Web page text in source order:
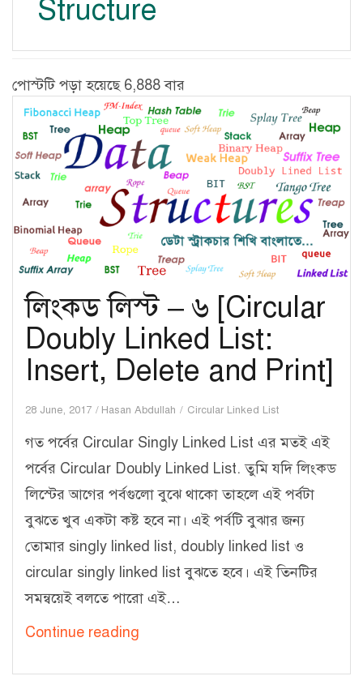
Structure
পোস্টটি পড়া হয়েছে 6,888 বার
লিংকড লিস্ট – ৬ [Circular
Doubly Linked List:
Insert, Delete and Print]
28 June, 2017 Hasan Abdullah Circular Linked List
গত পর্বের Circular Singly Linked List এর মতই এই
পর্বের Circular Doubly Linked List. তুমি যদি লিংকড
লিস্টের আগের পর্বগুলো বুঝে থাকো তাহলে এই পর্বটা
বুঝতে খুব একটা কষ্ট হবে না। এই পর্বটি বুঝার জন্য
তোমার singly linked list, doubly linked list ও
circular singly linked list বুঝতে হবে। এই তিনটির
সমন্বয়েই বলতে পারো এই…
Continue reading